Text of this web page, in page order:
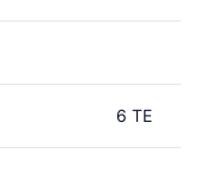
6 TE